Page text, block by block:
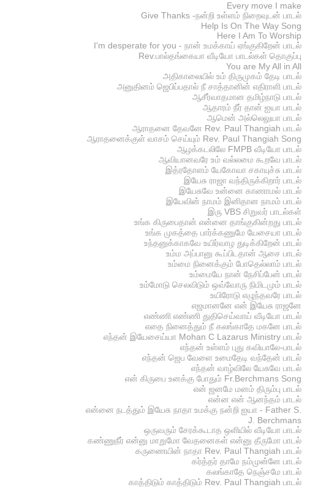
Every move I make
Give Thanks -நன்றி உள்ளம் நிறைவுடன் பாடல்
Help Is On The Way Song
Here I Am To Worship
I'm desperate for you - நான் உமக்காய் ஏங்குகிறேன் பாடல்
Rev.பால்தங்கையா வீடியோ பாடல்கள் தொகுப்பு
You are My All in All
அதிகாலையில் உம் திருமுகம் தேடி பாடல்
அனுதினம் ஜெபிப்பதால் நீ சாத்தானின் எதிராளி பாடல்
ஆசீர்வாதமான தமிழ்நாடு பாடல்
ஆதாரம் நீர் தான் ஐயா பாடல்
ஆமென் அல்லெலுயா பாடல்
ஆராதனை தேவனே Rev. Paul Thangiah பாடல்
ஆராதனைக்குள் வாசம் செய்யும் Rev. Paul Thangiah Song
ஆழக்கடலிலே FMPB வீடியோ பாடல்
ஆவியானவரே உம் வல்லமை கூறவே பாடல்
இத்ரதோளம் யேகோவா சகாயுச்சு பாடல்
இயேசு ராஜா வந்திருக்கிறார் பாடல்
இயேசுவே உன்னை காணாமல் பாடல்
இயேவின் நாமம் இனிதான நாமம் பாடல்
இரு VBS சிறுவர் பாடல்கள்
உங்க கிருபைதான் என்னை தாங்குகின்றது பாடல்
உங்க முகத்தை பார்க்கணுமே யேசையா பாடல்
உந்தனுக்காகவே உயிர்வாழ துடிக்கிறேன் பாடல்
உம்ம அப்பானு கூப்பிடதான் ஆசை பாடல்
உம்மை நினைக்கும் போதெல்லாம் பாடல்
உம்மையே நான் நேசிப்பேன் பாடல்
உம்மோடு செலவிடும் ஒவ்வோரு நிமிடமும் பாடல்
உயிரோடு எழுந்தவரே பாடல்
எஜமானனே என் இயேசு ராஜனே
எண்ணி எண்ணி துதிசெய்வாய் வீடியோ பாடல்
எதை நினைத்தும் நீ கலங்காதே மகனே பாடல்
எந்தன் இயேசைய்யா Mohan C Lazarus Ministry பாடல்
எந்தன் உள்ளம் புது கவியாலே-பாடல்
எந்தன் ஜெப வேளை உமைதேடி வந்தேன் பாடல்
எந்தன் வாழ்விலே யேசுவே பாடல்
என் கிருபை உனக்கு போதும் Fr.Berchmans Song
என் ஜனமே மனம் திரும்பு பாடல்
என்ன என் ஆனந்தம் பாடல்
என்னை நடத்தும் இயேசு நாதா உமக்கு நன்றி ஐயா - Father S.
J. Berchmans
ஒருவரும் சேரக்கூடாத ஒளியில் வீடியோ பாடல்
கண்ணுநீர் என்னு மாறுமோ வேதனைகள் என்னு தீருமோ பாடல்
கருணையின் நாதா Rev. Paul Thangiah பாடல்
கர்த்தர் தாமே நம்முன்னே பாடல்
கலங்காதே நெஞ்சமே பாடல்
காத்திடும் காத்திடும் Rev. Paul Thangiah பாடல்